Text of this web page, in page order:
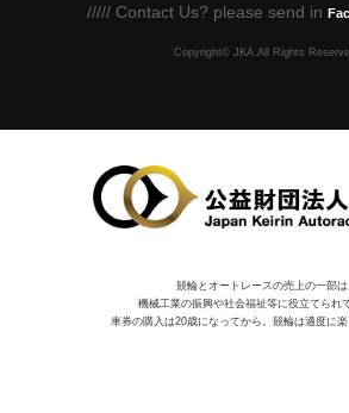
///// Contact Us? please send in
Copyright© JKA.All Rights
競輪とオートレースの売上の一部は
機械⼯業の振興や社会福祉等に役⽴てられ
車券の購入は20歳になってから。競輪は適度に楽